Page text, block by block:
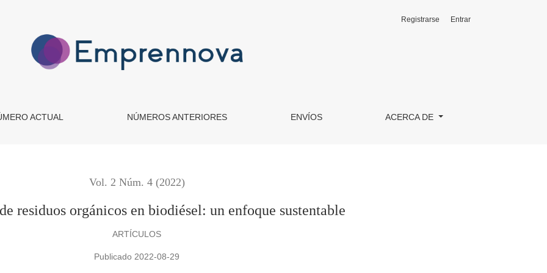
un enfoque sustentable
ACTUAL NÚMEROS ANTERIORES ENVÍOS ACERCA DE
Registrarse Entrar
Vol. 2 Núm. 4 (2022)
residuos orgánicos en biodiésel: un enfoque sustentable
ARTÍCULOS
Publicado 2022-08-29